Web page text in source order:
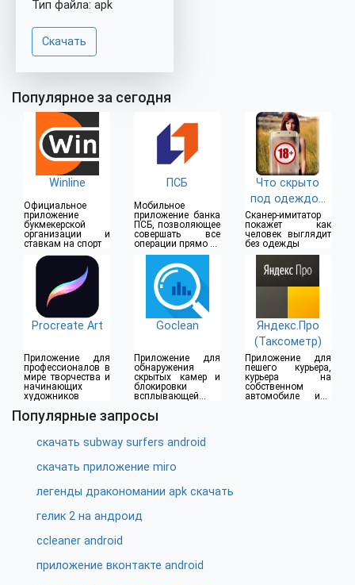
Тип файла: apk
Скачать
Популярное за сегодня
Winline
Официальное
приложение
букмекерской
организации и
ставкам на спорт
ПСБ
Мобильное
приложение банка
ПСБ, позволяющее
совершать все
операции прямо из
дома
Что скрыто
под одеждой
(18+)
Сканер-имитатор
покажет как
человек выглядит
без одежды
Procreate Art
Приложение для
профессионалов в
мире творчества и
начинающих
художников
Goclean
Приложение для
обнаружения
скрытых камер и
блокировки
всплывающей
Яндекс.Про
(Таксометр)
Приложение для
пешего курьера,
курьера на
собственном
автомобиле или
Популярные запросы
скачать subway surfers android
скачать приложение miro
легенды дракономании apk скачать
гелик 2 на андроид
ccleaner android
приложение вконтакте android